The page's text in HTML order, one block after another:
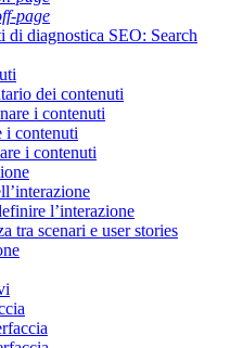
page
di diagnostica SEO: Search
dei contenuti
i contenuti
i contenuti
i contenuti
l’interazione
tra scenari e user stories